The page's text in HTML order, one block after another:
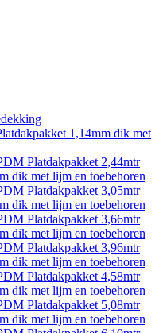
1,14mm dik met
Platdakpakket 2,44mtr
dik met lijm en toebehoren
Platdakpakket 3,05mtr
dik met lijm en toebehoren
Platdakpakket 3,66mtr
dik met lijm en toebehoren
Platdakpakket 3,96mtr
dik met lijm en toebehoren
Platdakpakket 4,58mtr
dik met lijm en toebehoren
Platdakpakket 5,08mtr
dik met lijm en toebehoren